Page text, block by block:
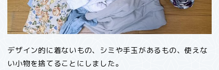
デザイン的に着ないもの、シミや手玉があるもの、使えな
い小物を捨てることにしました。